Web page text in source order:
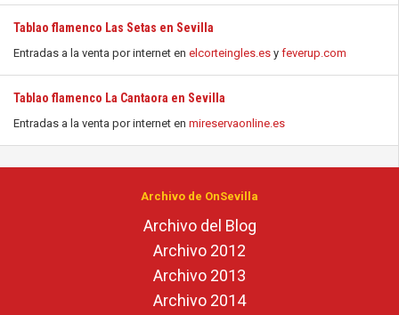
Tablao flamenco Las Setas en Sevilla
Entradas a la venta por internet en elcorteingles.es y feverup.com
Tablao flamenco La Cantaora en Sevilla
Entradas a la venta por internet en mireservaonline.es
Archivo de OnSevilla
Archivo del Blog
Archivo 2012
Archivo 2013
Archivo 2014